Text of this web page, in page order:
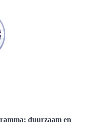
duurzaam en